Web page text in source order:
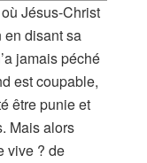
Jésus-Christ
en disant sa
jamais péché
est coupable,
être punie et
Mais alors
vive ? de